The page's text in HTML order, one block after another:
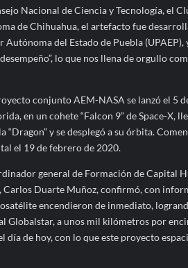
Nacional de Ciencia y Tecnología, el
de Chihuahua, el artefacto fue
Autónoma del Estado de Puebla
lo que nos llena de orgullo
conjunto AEM-NASA se lanzó el 5
en un cohete “Falcon 9” de Space-X,
“Dragon” y se desplegó a su órbita.
el 19 de febrero de 2020.
general de Formación de Capital
Carlos Duarte Muñoz, confirmó, con
encendieron de inmediato,
Globalstar, a unos mil kilómetros por
día de hoy, con lo que este proyecto